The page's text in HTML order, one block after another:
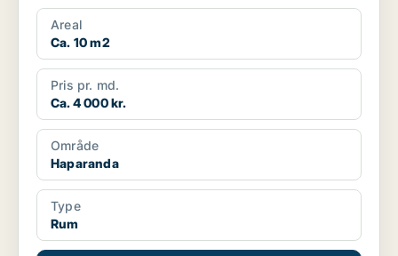
Areal
Ca. 10 m2
Pris pr. md.
Ca. 4 000 kr.
Område
Haparanda
Type
Rum